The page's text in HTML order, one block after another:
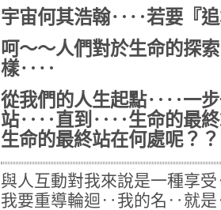
宇宙何其浩翰‥‥若要『
呵～～人們對於生命的探
樣‥‥
從我們的人生起點‥‥一
站‥‥直到‥‥生命的最
生命的最終站在何處呢？？
與人互動對我來說是一種享
我要重導輪迴‥我的名‥就